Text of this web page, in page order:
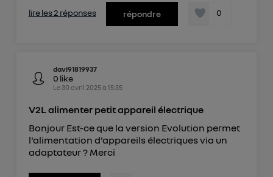
lire les 2 réponses répondre 0
davi91819937
0 like
Le 30 avril 2025à 15:35
V2L alimenter petit appareil électrique
Bonjour Est-ce que la version Evolution permet
l'alimentation d'appareils électriques via un
adaptateur ? Merci